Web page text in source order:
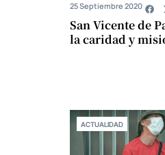
San Vicente de
la caridad y
25 Septiembre 2020
ACTUALIDAD